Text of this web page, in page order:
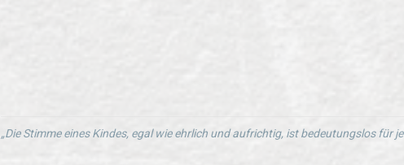
„Die Stimme eines Kindes, egal wie ehrlich und aufrichtig, ist bedeutungslos für